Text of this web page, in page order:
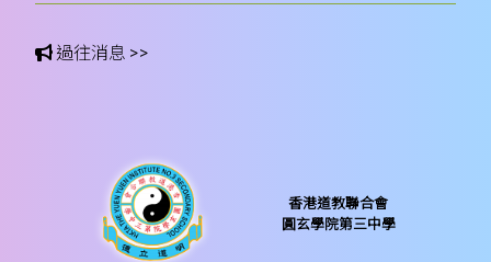
過往消息 >>
香港道教聯合會
圓玄學院第三中學